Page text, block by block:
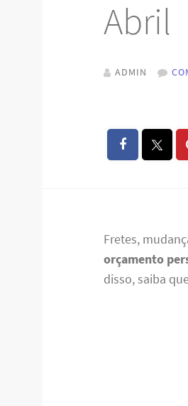
Abril
ADMIN
Fretes,
orçamento
disso, saiba